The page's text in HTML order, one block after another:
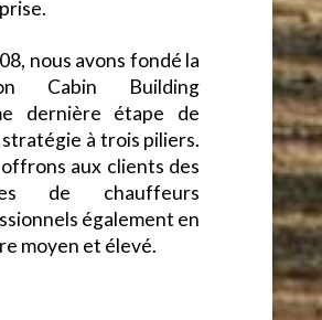
nous avons fondé la
Cabin Building
dernière étape de
à trois piliers.
aux clients des
de chauffeurs
également en
moyen et élevé.